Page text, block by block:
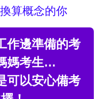
算概念的你
作邊準備的考
媽考生…
可以安心備考